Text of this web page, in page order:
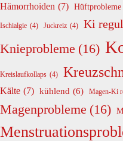
Hämorrhoiden (7) Hüftprobleme
Ischialgie (4) Juckreiz (4) Ki
Knieprobleme (16)
Kreislaufkollaps (4)
Kälte (7) kühlend (6) Magen-Ki
Magenprobleme (16)